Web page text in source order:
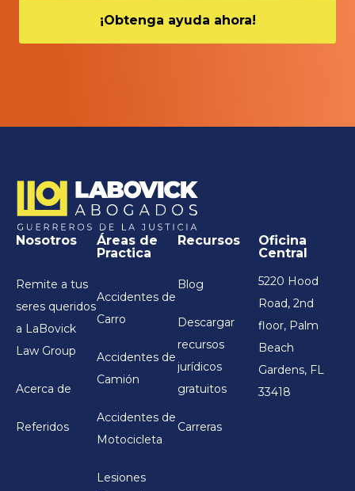
Nosotros
Remite a tus
seres queridos
a LaBovick
Law Group
Acerca de
Referidos
Áreas de
Practica
Accidentes de
Carro
Accidentes de
Camión
Accidentes de
Motocicleta
Lesiones
Recursos
Blog
Descargar
recursos
jurídicos
gratuitos
Carreras
Oficina
Central
5220 Hood
Road, 2nd
floor, Palm
Beach
Gardens, FL
33418